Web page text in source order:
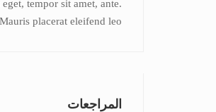
tempor sit amet, ante.
placerat eleifend leo.
المراجعات